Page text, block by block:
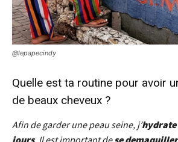
@lepapecindy
Quelle est ta routine pour avoir
de beaux cheveux ?
Afin de garder une peau seine, j’hydrate
jours. Il est important de se demaquille